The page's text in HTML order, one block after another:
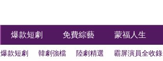
爆款短劇 免費綜藝 蒙福人生
爆款短劇 韓劇強檔 陸劇精選 霸屏演員全收錄